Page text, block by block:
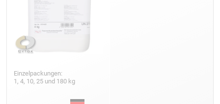
Einzelpackungen:
1, 4, 10, 25 und 180 kg